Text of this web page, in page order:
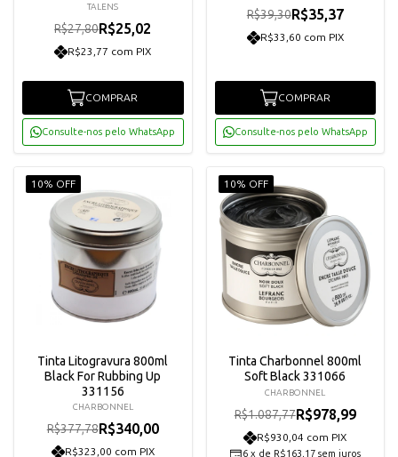
TALENS
R$27,80R$25,02
R$23,77 com PIX
COMPRAR
Consulte-nos pelo WhatsApp
R$39,30R$35,37
R$33,60 com PIX
COMPRAR
Consulte-nos pelo WhatsApp
10% OFF
Tinta Litogravura 800ml
Black For Rubbing Up
331156
CHARBONNEL
R$377,78R$340,00
R$323,00 com PIX
10% OFF
Tinta Charbonnel 800ml
Soft Black 331066
CHARBONNEL
R$1.087,77R$978,99
R$930,04 com PIX
6 x de R$163,17 sem juros